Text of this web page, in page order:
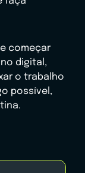
começar
digital,
o trabalho
possível,